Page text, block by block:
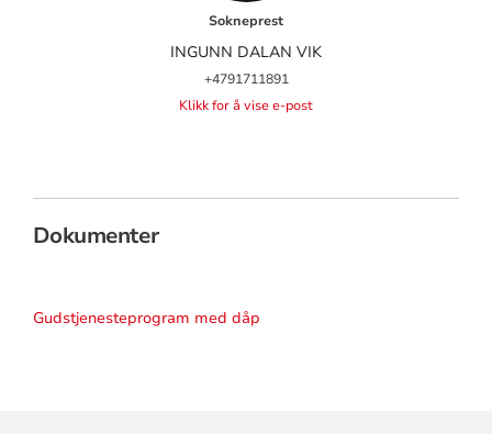
Sokneprest
INGUNN DALAN VIK
+4791711891
Klikk for å vise e-post
Dokumenter
Gudstjenesteprogram med dåp